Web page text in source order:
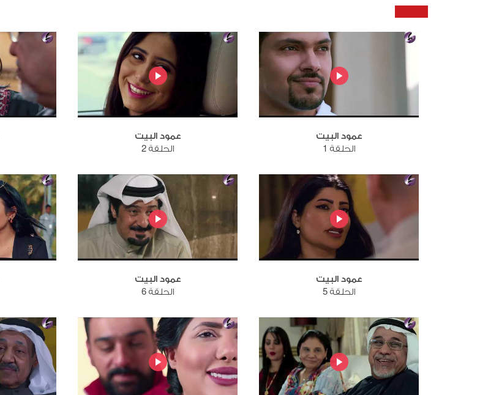
عمود البيت
الحلقة 1
عمود البيت
الحلقة 2
عمود البيت
الحلقة 5
عمود البيت
الحلقة 6